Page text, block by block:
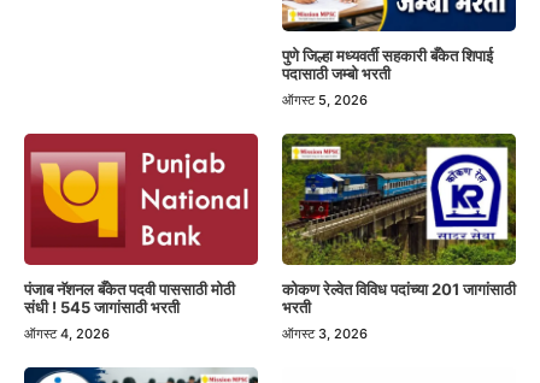
पुणे जिल्हा मध्यवर्ती सहकारी बँकेत शिपाई
पदासाठी जम्बो भरती
ऑगस्ट 5, 2026
पंजाब नॅशनल बँकेत पदवी पाससाठी मोठी
संधी ! 545 जागांसाठी भरती
ऑगस्ट 4, 2026
कोकण रेल्वेत विविध पदांच्या 201 जागांसाठी
भरती
ऑगस्ट 3, 2026